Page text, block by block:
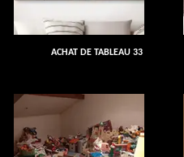
ACHAT DE TABLEAU 33